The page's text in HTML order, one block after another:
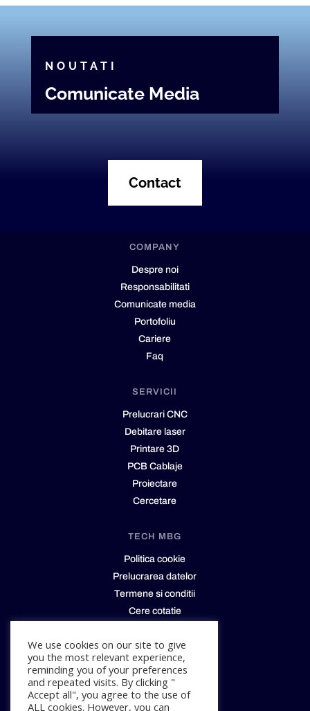
NOUTATI
Comunicate Media
Contact
COMPANY
Despre noi
Responsabilitati
Comunicate media
Portofoliu
Cariere
Faq
SERVICII
Prelucrari CNC
Debitare laser
Printare 3D
PCB Cablaje
Proiectare
Cercetare
TECH MBG
Politica cookie
Prelucrarea datelor
Termene si conditii
Cere cotatie
CONTACT
office@techmbg.com
+40 750 888 233
We use cookies on our site to give
you the most relevant experience,
reminding you of your preferences
and repeated visits. By clicking "
Accept all", you agree to the use of
ALL cookies. However, you can